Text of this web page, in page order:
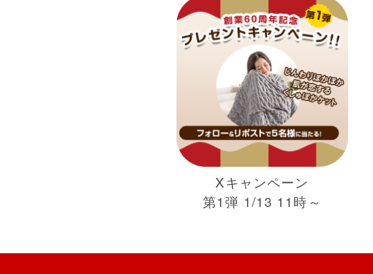
Xキャンペーン
第1弾 1/13 11時～